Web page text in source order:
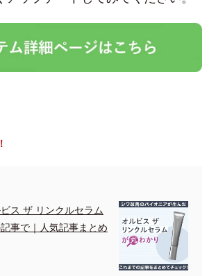
ビス ザ リンクルセラム
事で｜人気記事まとめ